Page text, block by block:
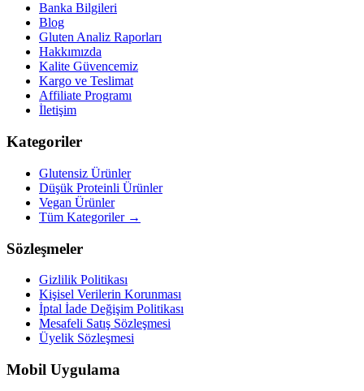
Banka Bilgileri
Blog
Gluten Analiz Raporları
Hakkımızda
Kalite Güvencemiz
Kargo ve Teslimat
Affiliate Programı
İletişim
Kategoriler
Glutensiz Ürünler
Düşük Proteinli Ürünler
Vegan Ürünler
Tüm Kategoriler →
Sözleşmeler
Gizlilik Politikası
Kişisel Verilerin Korunması
İptal İade Değişim Politikası
Mesafeli Satış Sözleşmesi
Üyelik Sözleşmesi
Mobil Uygulama